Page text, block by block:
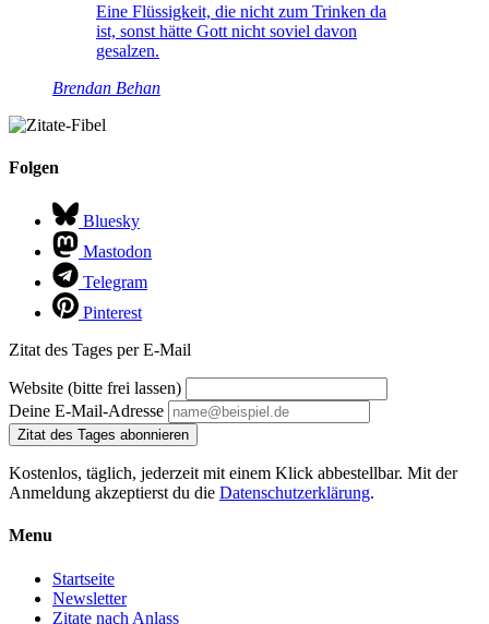
Eine Flüssigkeit, die nicht zum Trinken da
ist, sonst hätte Gott nicht soviel davon
gesalzen.
Brendan Behan
Folgen
Bluesky
Mastodon
Telegram
Pinterest
Zitat des Tages per E-Mail
Website (bitte frei lassen)
Deine E-Mail-Adresse
Zitat des Tages abonnieren
Kostenlos, täglich, jederzeit mit einem Klick abbestellbar. Mit der
Anmeldung akzeptierst du die Datenschutzerklärung.
Menu
Startseite
Newsletter
Zitate nach Anlass